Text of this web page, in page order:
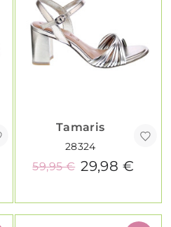
Tamaris
28324
29,98 €
59,95 €